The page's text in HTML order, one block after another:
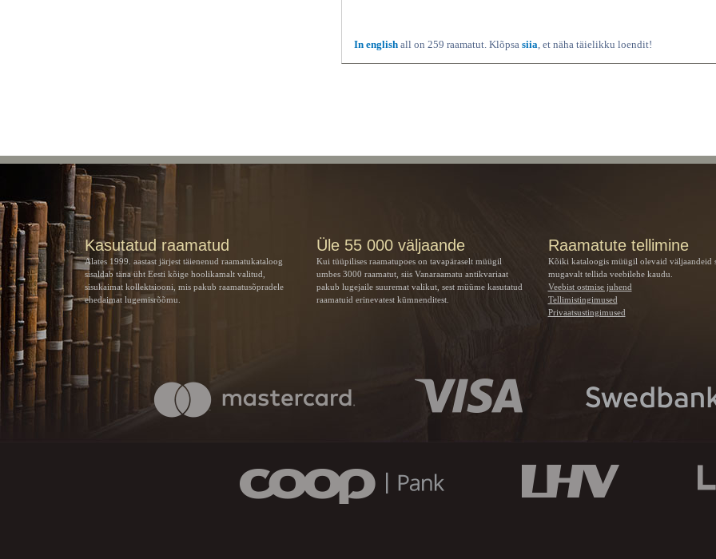
In english all on 259 raamatut. Klõpsa siia , et näha täielikku loendit!
Kasutatud raamatud
Alates 1999. aastast järjest täienenud raamatukataloog
sisaldab täna üht Eesti kõige hoolikamalt valitud,
sisukaimat kollektsiooni, mis pakub raamatusõpradele
ehedaimat lugemisrõõmu.
Üle 55 000 väljaande
Kui tüüpilises raamatupoes on tavapäraselt müügil
umbes 3000 raamatut, siis Vanaraamatu antikvariaat
pakub lugejaile suuremat valikut, sest müüme kasutatud
raamatuid erinevatest kümnenditest.
Raamatute tellimine
Kõiki kataloogis müügil olevaid väljaandeid
mugavalt tellida veebilehe kaudu.
Veebist ostmise juhend
Tellimistingimused
Privaatsustingimused